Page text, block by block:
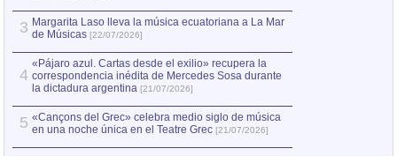
3 Margarita Laso lleva la música ecuatoriana a La Mar
de Músicas [22/07/2026]
4
«Pájaro azul. Cartas desde el exilio» recupera la
correspondencia inédita de Mercedes Sosa durante
la dictadura argentina [21/07/2026]
5 «Cançons del Grec» celebra medio siglo de música
en una noche única en el Teatre Grec [21/07/2026]